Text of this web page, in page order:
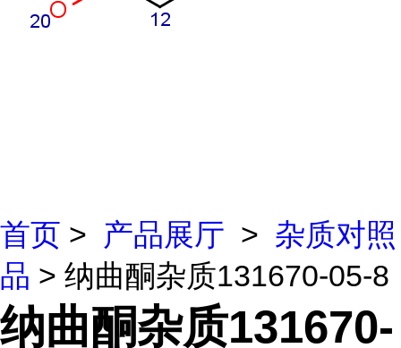
首页 > 产品展厅 > 杂质对照
品 > 纳曲酮杂质131670-05-8
纳曲酮杂质131670-